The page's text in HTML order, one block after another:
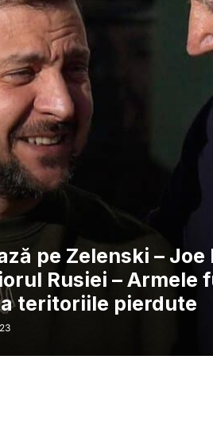
pe Zelenski –
Rusiei – Armele
teritoriile pierdute